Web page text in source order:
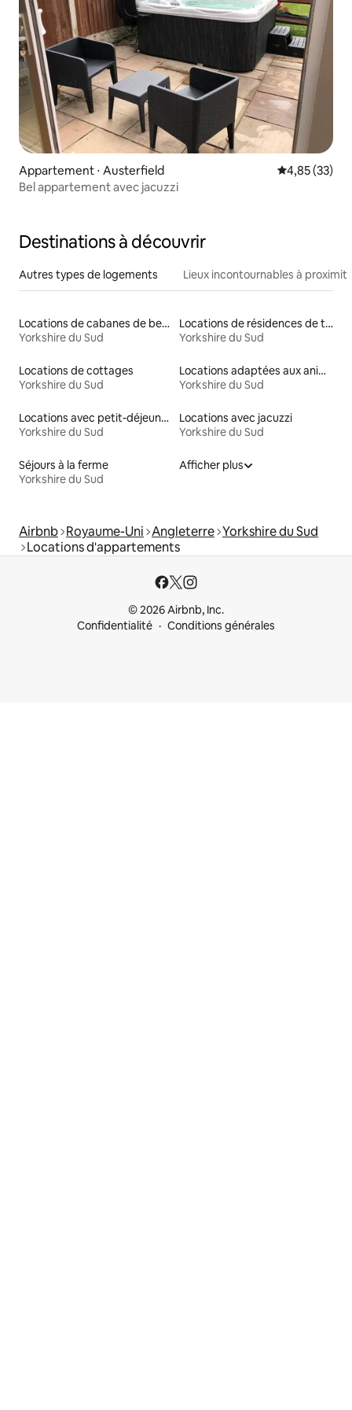
Appartement ⋅ Austerfield Évaluation
4,85 (33)
Bel appartement avec jacuzzi
Destinations à découvrir
Autres types de logements Lieux incontournables à
Locations de cabanes de berger
Yorkshire du Sud
Locations de résidences de tourisme
Yorkshire du Sud
Locations de cottages
Yorkshire du Sud
Locations adaptées aux animaux
Yorkshire du Sud
Locations avec petit-déjeuner
Yorkshire du Sud
Locations avec jacuzzi
Yorkshire du Sud
Séjours à la ferme
Yorkshire du Sud
Afficher plus
Airbnb Royaume-Uni Angleterre Yorkshire du Sud
Locations d'appartements
© 2026 Airbnb, Inc.
Confidentialité
Conditions générales